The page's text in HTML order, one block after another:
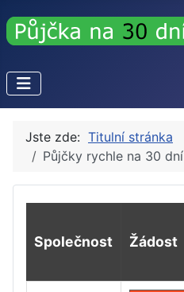
Jste zde: Titulní stránka
Půjčky rychle na 30 dní
Společnost Žádost